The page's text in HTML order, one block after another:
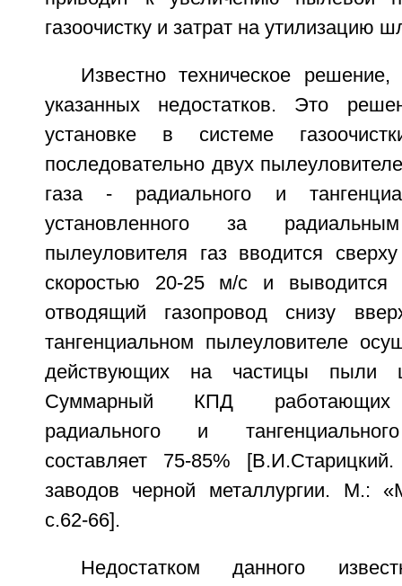
газоочистку и затрат на утилизацию
Известно техническое
указанных недостатков. Это
установке в системе
последовательно двух
газа - радиального и
установленного за радиальным
пылеуловителя газ вводится
скоростью 20-25 м/с и выводится
отводящий газопровод снизу
тангенциальном пылеуловителе
действующих на частицы пыли
Суммарный КПД работающих
радиального и
составляет 75-85%
заводов черной металлургии. М.:
с.62-66].
Недостатком данного